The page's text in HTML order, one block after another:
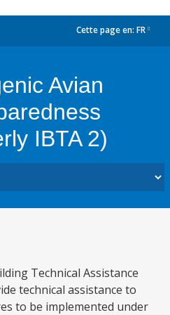
Cette page en: FR
Avian
IBTA 2)
Technical Assistance
technical assistance to
to be implemented under